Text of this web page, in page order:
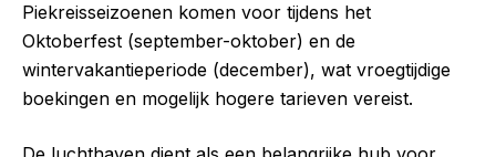
Piekreisseizoenen komen voor tijdens het
Oktoberfest (september-oktober) en de
wintervakantieperiode (december), wat vroegtijdige
boekingen en mogelijk hogere tarieven vereist.